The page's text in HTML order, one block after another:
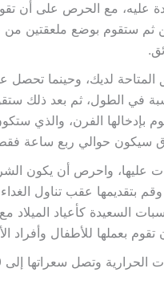
عليه، مع الحرص على أن
ثم ستقوم بوضع ملعقتين من
المتاحة لديك، وحينما تحصل
في الطول، ثم بعد ذلك
بإدخالها الفرن، والذي
عليها، واحرص أن يكون
بتقديمها عقب تناول الغداء
السعيدة كأعياد الميلاد مع
تقوم بعملها للأطفال وأفراد